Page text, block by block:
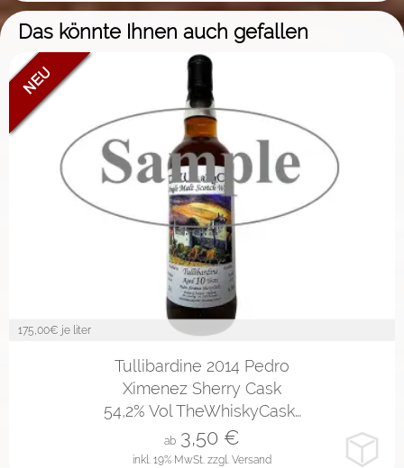
Das könnte Ihnen auch gefallen
175,00€ je liter
Tullibardine 2014 Pedro
Ximenez Sherry Cask
54,2% Vol TheWhiskyCask…
inkl. 19% MwSt. zzgl. Versand
ab 3,50 €